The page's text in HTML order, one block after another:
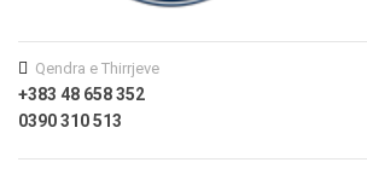
Qendra e Thirrjeve
+383 48 658 352
0390 310 513